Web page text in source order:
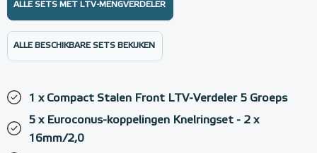
ALLE SETS MET LTV-MENGVERDELER
ALLE BESCHIKBARE SETS BEKIJKEN
1 x Compact Stalen Front LTV-Verdeler 5 Groeps
5 x Euroconus-koppelingen Knelringset - 2 x
16mm/2,0